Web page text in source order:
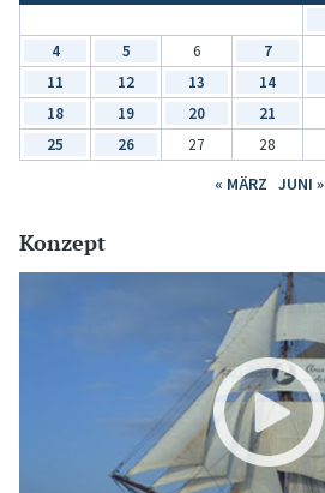
4
5 6 7
11
12 13 14
18
19 20 21
25
26 27 28
« MÄRZ JUNI »
Konzept